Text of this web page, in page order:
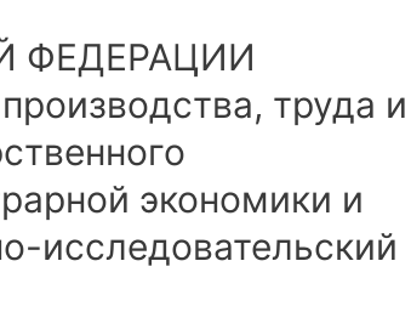
ФЕДЕРАЦИИ
труда и
экономики и
исследовательский